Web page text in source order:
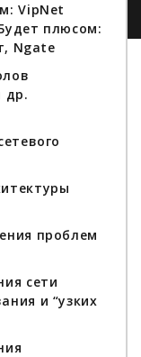
VipNet
плюсом:
Ngate
др.
проблем
сети
и “узких